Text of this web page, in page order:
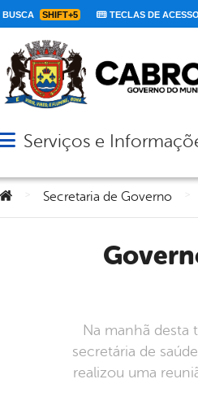
BUSCA SHIFT+5 TECLAS DE ACESSO
Abrir menu principal de
Serviços e
Você está aqui:Secretaria de Governo
Governo de Cabrobó realiza reunião de planejamento de
Na manhã desta
secretária de
realizou uma